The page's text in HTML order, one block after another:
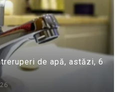
de apă, astăzi, 6